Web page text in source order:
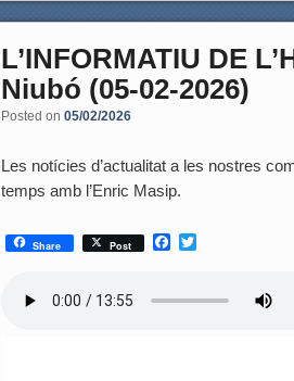
L’INFORMATIU DE
Niubó (05-02-2026)
Posted on 05/02/2026
Les notícies d’actualitat a les nostres
temps amb l’Enric Masip.
Share Post
F